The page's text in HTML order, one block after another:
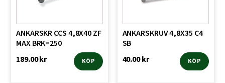
ANKARSKR CCS 4,8X40 ZF
MAX BRK=250
189.00kr KÖP
ANKARSKRUV 4,8X35 C4
SB
40.00kr KÖP